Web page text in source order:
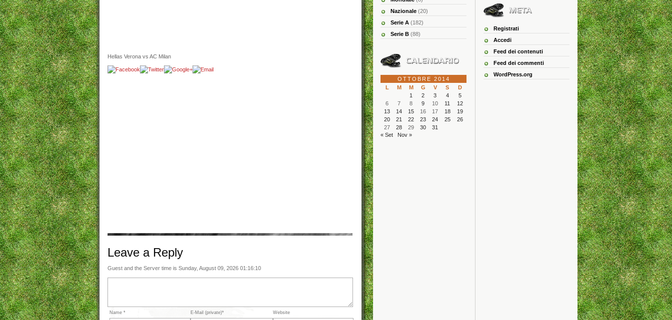
Hellas Verona vs AC Milan
Leave a Reply
Guest and the Server time is Sunday, August 09, 2026 01:16:10
Name * E-Mail (private)* Website
Nazionale (20)
Serie A (182)
Serie B (88)
OTTOBRE 2014
L
M M G V S
D
1
2 3 4
5
6
7 8 9 10 11
12
13
14 15 16 17 18
19
20
21 22 23 24 25
26
27
28 29 30
31
« Set
Nov »
Registrati
Accedi
Feed dei contenuti
Feed dei commenti
WordPress.org